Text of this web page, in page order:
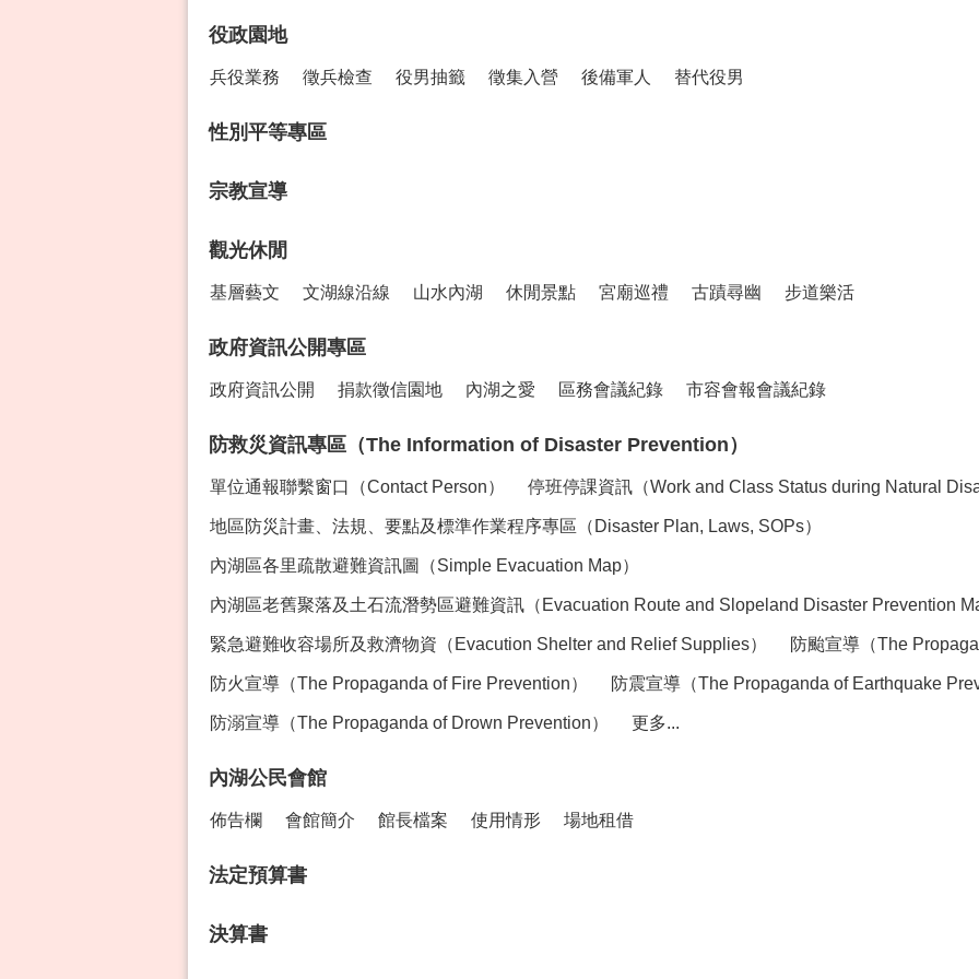
役政園地
兵役業務 徵兵檢查 役男抽籤 徵集入營 後備軍人 替代役男
性別平等專區
宗教宣導
觀光休閒
基層藝文 文湖線沿線 山水內湖 休閒景點 宮廟巡禮 古蹟尋幽 步道樂活
政府資訊公開專區
政府資訊公開 捐款徵信園地 內湖之愛 區務會議紀錄 市容會報會議紀錄
防救災資訊專區（The Information of Disaster Prevention）
單位通報聯繫窗口（Contact Person） 停班停課資訊（Work and Class Status during Natural
地區防災計畫、法規、要點及標準作業程序專區（Disaster Plan, Laws, SOPs）
內湖區各里疏散避難資訊圖（Simple Evacuation Map）
內湖區老舊聚落及土石流潛勢區避難資訊（Evacuation Route and Slopeland Disaster Prevention
緊急避難收容場所及救濟物資（Evacution Shelter and Relief Supplies） 防颱宣導（The
防火宣導（The Propaganda of Fire Prevention） 防震宣導（The Propaganda of Earthquake
防溺宣導（The Propaganda of Drown Prevention） 更多...
內湖公民會館
佈告欄 會館簡介 館長檔案 使用情形 場地租借
法定預算書
決算書